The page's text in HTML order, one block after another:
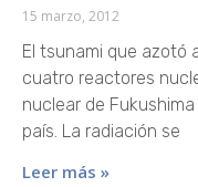
15 marzo, 2012
El tsunami que azotó
cuatro reactores
nuclear de
país. La radiación se
Leer más »